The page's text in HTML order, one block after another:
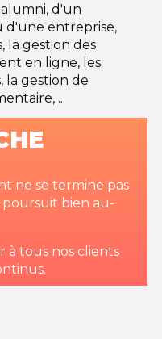
d'un
d'une entreprise,
la gestion des
en ligne, les
la gestion de
...
ne se termine pas
poursuit bien au-
à tous nos clients